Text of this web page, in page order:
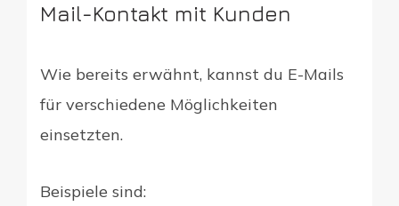
Mail-Kontakt mit Kunden
Wie bereits erwähnt, kannst du E-Mails
für verschiedene Möglichkeiten
einsetzten.
Beispiele sind: